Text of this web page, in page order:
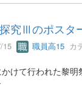
究Ⅲのポスタ
15 職員高15 カ
けて行われた黎